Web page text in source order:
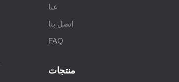
عنا
اتصل بنا
FAQ
منتجات